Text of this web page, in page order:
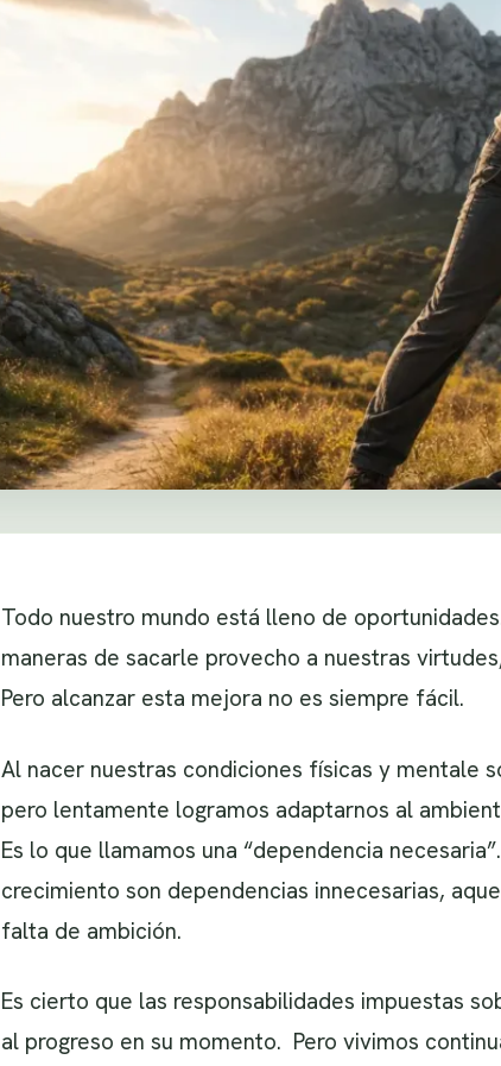
Todo nuestro mundo está lleno de
maneras de sacarle provecho a nuestras
Pero alcanzar esta mejora no es siempre fácil.
Al nacer nuestras condiciones físicas y mentale
pero lentamente logramos adaptarnos al
Es lo que llamamos una “dependencia
crecimiento son dependencias innecesarias,
falta de ambición.
Es cierto que las responsabilidades impuestas
al progreso en su momento. Pero vivimos